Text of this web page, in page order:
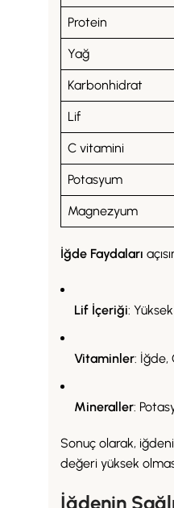
Protein
Yağ
Karbonhidrat
Lif
C vitamini
Potasyum
Magnezyum
İğde Faydaları
Lif İçeriği:
Vitaminler: İğde,
Mineraller:
Sonuç olarak,
değeri yüksek
İğdenin